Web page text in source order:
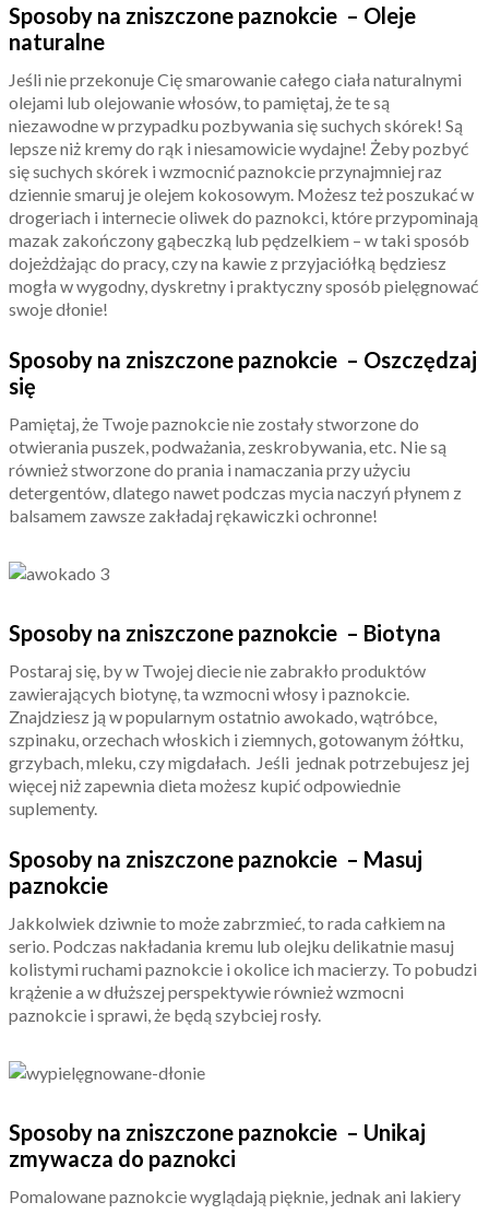
Sposoby na zniszczone paznokcie – Oleje
naturalne
Jeśli nie przekonuje Cię smarowanie całego ciała naturalnymi
olejami lub olejowanie włosów, to pamiętaj, że te są
niezawodne w przypadku pozbywania się suchych skórek! Są
lepsze niż kremy do rąk i niesamowicie wydajne! Żeby pozbyć
się suchych skórek i wzmocnić paznokcie przynajmniej raz
dziennie smaruj je olejem kokosowym. Możesz też poszukać w
drogeriach i internecie oliwek do paznokci, które przypominają
mazak zakończony gąbeczką lub pędzelkiem – w taki sposób
dojeżdżając do pracy, czy na kawie z przyjaciółką będziesz
mogła w wygodny, dyskretny i praktyczny sposób pielęgnować
swoje dłonie!
Sposoby na zniszczone paznokcie – Oszczędzaj
się
Pamiętaj, że Twoje paznokcie nie zostały stworzone do
otwierania puszek, podważania, zeskrobywania, etc. Nie są
również stworzone do prania i namaczania przy użyciu
detergentów, dlatego nawet podczas mycia naczyń płynem z
balsamem zawsze zakładaj rękawiczki ochronne!
Sposoby na zniszczone paznokcie – Biotyna
Postaraj się, by w Twojej diecie nie zabrakło produktów
zawierających biotynę, ta wzmocni włosy i paznokcie.
Znajdziesz ją w popularnym ostatnio awokado, wątróbce,
szpinaku, orzechach włoskich i ziemnych, gotowanym żółtku,
grzybach, mleku, czy migdałach. Jeśli jednak potrzebujesz jej
więcej niż zapewnia dieta możesz kupić odpowiednie
suplementy.
Sposoby na zniszczone paznokcie – Masuj
paznokcie
Jakkolwiek dziwnie to może zabrzmieć, to rada całkiem na
serio. Podczas nakładania kremu lub olejku delikatnie masuj
kolistymi ruchami paznokcie i okolice ich macierzy. To pobudzi
krążenie a w dłuższej perspektywie również wzmocni
paznokcie i sprawi, że będą szybciej rosły.
Sposoby na zniszczone paznokcie – Unikaj
zmywacza do paznokci
Pomalowane paznokcie wyglądają pięknie, jednak ani lakiery